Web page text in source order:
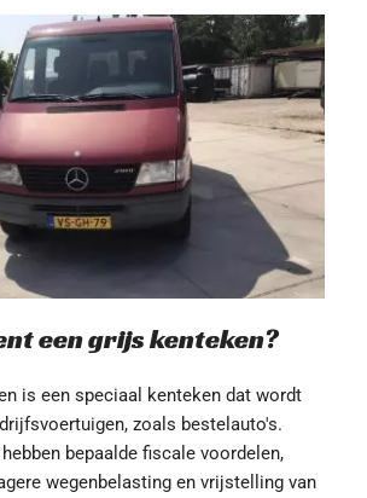
een grijs kenteken?
is een speciaal kenteken dat wordt
zoals bestelauto's.
bepaalde fiscale voordelen,
wegenbelasting en vrijstelling van